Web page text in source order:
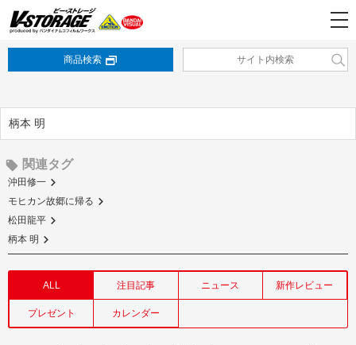
商品検索
柄本 明
関連タグ
沖田修一
モヒカン故郷に帰る
松田龍平
柄本 明
ALL 注目記事 ニュース 新作レビュー
プレゼント カレンダー